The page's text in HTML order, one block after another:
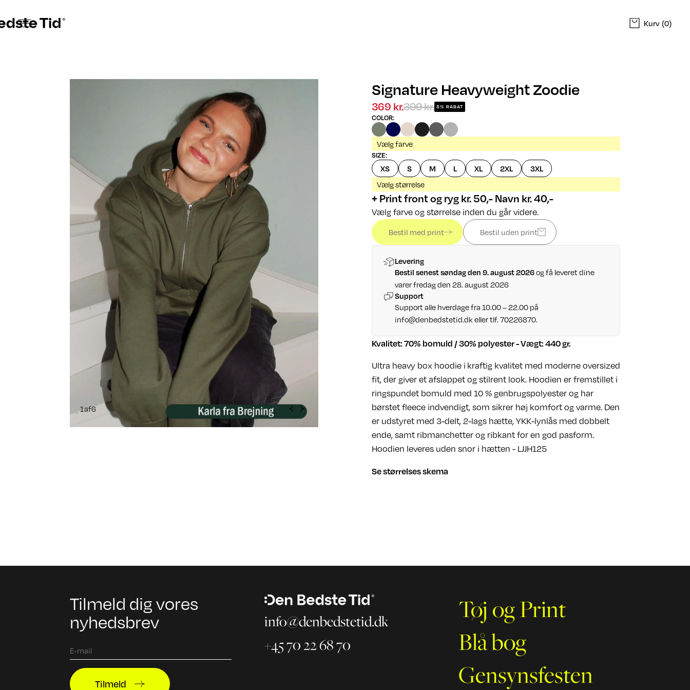
Kurv (0)
1af6
Signature Heavyweight Zoodie
369 kr.399 kr. 8% RABAT
COLOR:
Vælg farve
SIZE:
XS S M L XL 2XL
3XL
Vælg størrelse
+ Print front og ryg kr. 50,- Navn kr. 40,-
Vælg farve og størrelse inden du går videre.
Bestil med print Bestil uden print
Levering
Bestil senest søndag den 9. august 2026og få leveret dine
varer fredag den 28. august 2026
Support
Support alle hverdage fra 10.00 – 22.00 på
info@denbedstetid.dk eller tlf. 70226870.
Kvalitet: 70% bomuld / 30% polyester - Vægt: 440 gr.
Ultra heavy box hoodie i kraftig kvalitet med moderne oversized
fit, der giver et afslappet og stilrent look. Hoodien er fremstillet i
ringspundet bomuld med 10 % genbrugspolyester og har
børstet fleece indvendigt, som sikrer høj komfort og varme. Den
er udstyret med 3-delt, 2-lags hætte, YKK-lynlås med dobbelt
ende, samt ribmanchetter og ribkant for en god pasform.
Hoodien leveres uden snor i hætten - LJJH125
Se størrelses skema
Tilmeld dig vores
nyhedsbrev
Tilmeld
info@denbedstetid.dk
+45 70 22 68 70
Tøj og Print
Blå bog
Gensynsfesten